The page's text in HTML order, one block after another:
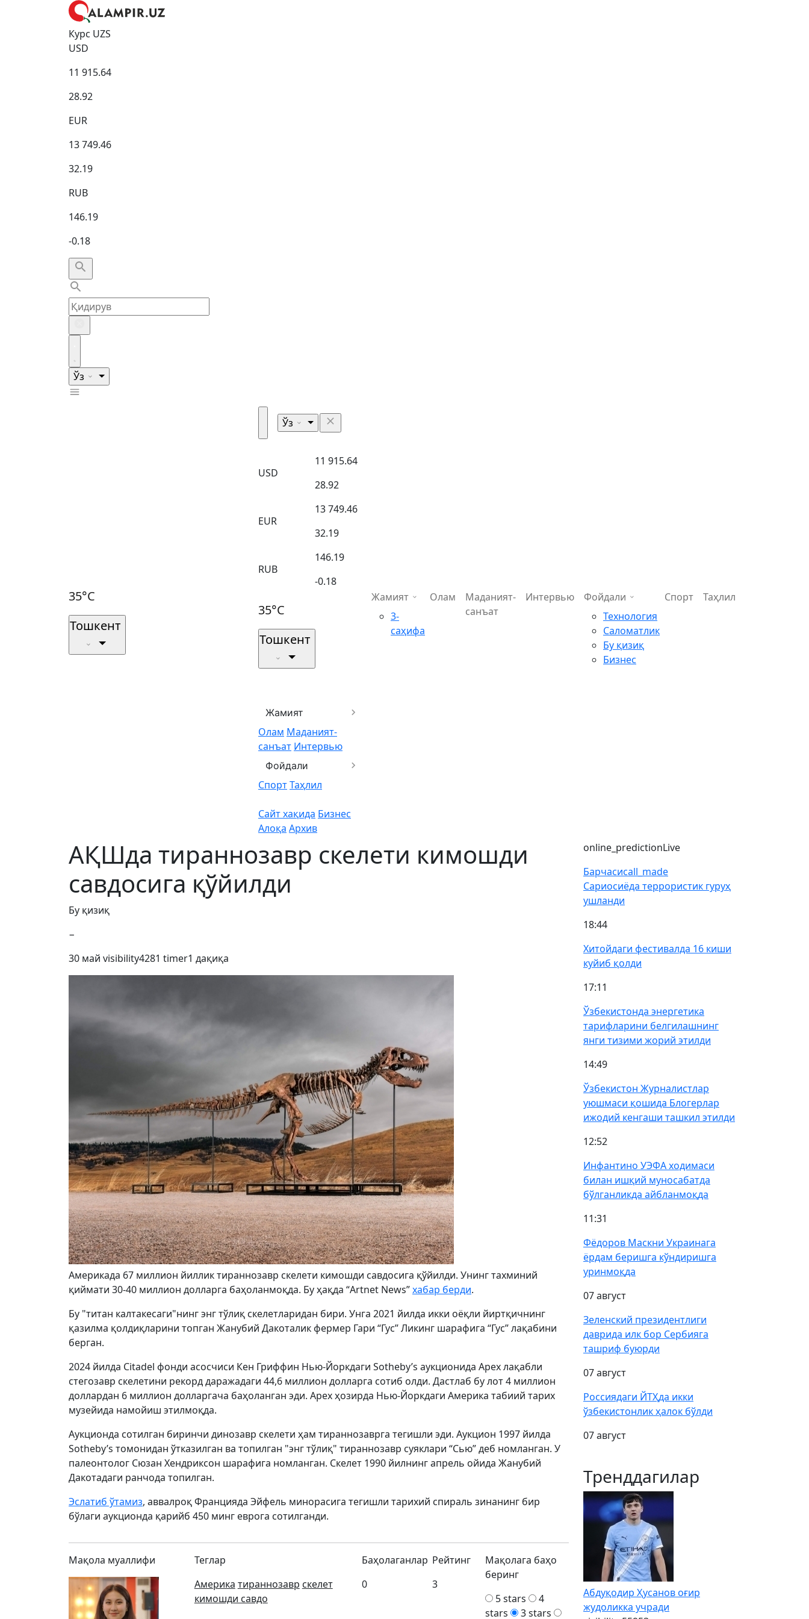
Курс UZS
USD
11 915.64
28.92
EUR
13 749.46
32.19
RUB
146.19
-0.18
Ўз
35°C
Тошкент
Ўз
USD
11 915.64
28.92
EUR
13 749.46
32.19
RUB
146.19
-0.18
35°C
Тошкент
Жамият
Олам Маданият-
санъат Интервью
Фойдали
СпортТаҳлил
Сайт хақида Бизнес
Алоқа Архив
Жамият
3-
саҳифа
Олам
Маданият-
санъат
Интервью
Фойдали
Технология
Саломатлик
Бу қизиқ
Бизнес
Спорт Таҳлил
АҚШда тираннозавр скелети кимошди
савдосига қўйилди
Бу қизиқ
−
30 май visibility4281 timer1 дақиқа
Америкада 67 миллион йиллик тираннозавр скелети кимошди савдосига қўйилди. Унинг тахминий
қиймати 30-40 миллион долларга баҳоланмоқда. Бу ҳақда “Artnet News”хабар берди.
Бу "титан калтакесаги"нинг энг тўлиқ скелетларидан бири. Унга 2021 йилда икки оёқли йиртқичнинг
қазилма қолдиқларини топган Жанубий Дакоталик фермер Гари “Гус” Ликинг шарафига “Гус” лақабини
берган.
2024 йилда Citadel фонди асосчиси Кен Гриффин Нью-Йоркдаги Sotheby’s аукционида Apex лақабли
стегозавр скелетини рекорд даражадаги 44,6 миллион долларга сотиб олди. Дастлаб бу лот 4 миллион
доллардан 6 миллион долларгача баҳоланган эди. Apex ҳозирда Нью-Йоркдаги Америка табиий тарих
музейида намойиш этилмоқда.
Аукционда сотилган биринчи динозавр скелети ҳам тираннозаврга тегишли эди. Аукцион 1997 йилда
Sotheby’s томонидан ўтказилган ва топилган "энг тўлиқ" тираннозавр суяклари “Сью” деб номланган. У
палеонтолог Сюзан Хендриксон шарафига номланган. Скелет 1990 йилнинг апрель ойида Жанубий
Дакотадаги ранчода топилган.
Эслатиб ўтамиз, аввалроқ Францияда Эйфель минорасига тегишли тарихий спираль зинанинг бир
бўлаги аукционда қарийб 450 минг еврога сотилганди.
Мақола муаллифи
Теглар
Америка тираннозавр скелет
кимошди савдо
Баҳолаганлар
0
Рейтинг
3
Мақолага баҳо
беринг
5 stars
4
stars
3 stars
online_predictionLive
Барчасиcall_made
Сариосиёда террористик гуруҳ
ушланди
18:44
Хитойдаги фестивалда 16 киши
куйиб қолди
17:11
Ўзбекистонда энергетика
тарифларини белгилашнинг
янги тизими жорий этилди
14:49
Ўзбекистон Журналистлар
уюшмаси қошида Блогерлар
ижодий кенгаши ташкил этилди
12:52
Инфантино УЭФА ходимаси
билан ишқий муносабатда
бўлганликда айбланмоқда
11:31
Фёдоров Маскни Украинага
ёрдам беришга кўндиришга
уринмоқда
07 август
Зеленский президентлиги
даврида илк бор Сербияга
ташриф буюрди
07 август
Россиядаги ЙТҲда икки
ўзбекистонлик ҳалок бўлди
07 август
Тренддагилар
Абдуқодир Ҳусанов оғир
жудоликка учради